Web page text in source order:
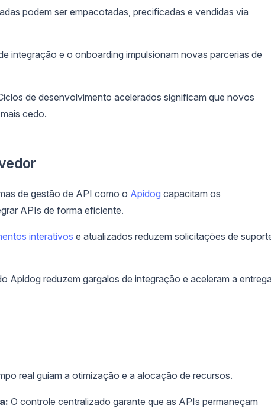
podem ser empacotadas, precificadas e vendidas via
integração e o onboarding impulsionam novas parcerias de
de desenvolvimento acelerados significam que novos
cedo.
de gestão de API como o Apidog capacitam os
APIs de forma eficiente.
interativos e atualizados reduzem solicitações de
Apidog reduzem gargalos de integração e aceleram a
real guiam a otimização e a alocação de recursos.
O controle centralizado garante que as APIs permaneçam